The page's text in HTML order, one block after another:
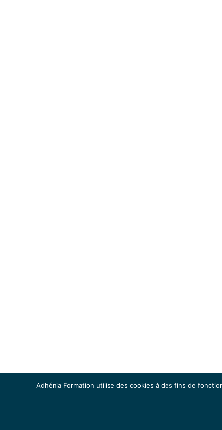
Adhénia Formation utilise des cookies à des fins de